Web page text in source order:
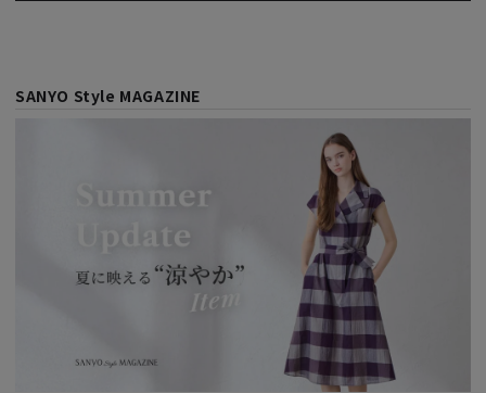
SANYO Style MAGAZINE